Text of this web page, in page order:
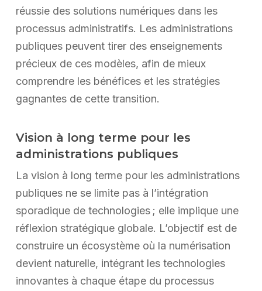
réussie des solutions numériques dans les
processus administratifs. Les administrations
publiques peuvent tirer des enseignements
précieux de ces modèles, afin de mieux
comprendre les bénéfices et les stratégies
gagnantes de cette transition.
Vision à long terme pour les
administrations publiques
La vision à long terme pour les administrations
publiques ne se limite pas à l’intégration
sporadique de technologies ; elle implique une
réflexion stratégique globale. L’objectif est de
construire un écosystème où la numérisation
devient naturelle, intégrant les technologies
innovantes à chaque étape du processus